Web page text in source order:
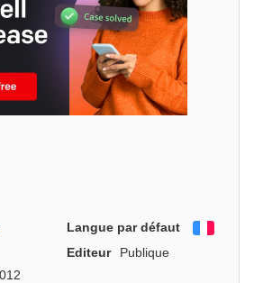
Langue par défaut
Editeur
Publique